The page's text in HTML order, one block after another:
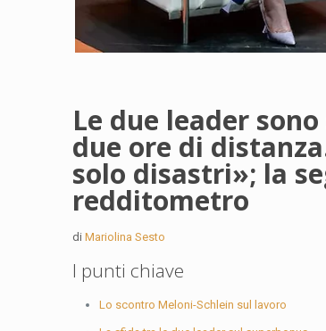
Le due leader
due ore di
solo disastri»; la
redditometro
diMariolina Sesto
I punti chiave
Lo scontro Meloni-Schlein sul lavoro